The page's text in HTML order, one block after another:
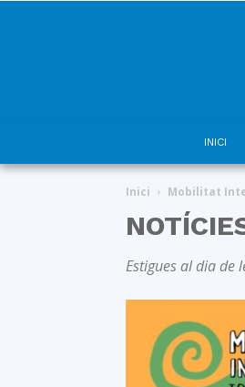
INICI
Inici Mobilitat
Estigues al dia de